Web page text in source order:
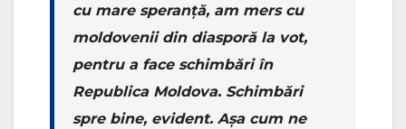
cu mare speranță, am mers cu
moldovenii din diasporă la vot,
pentru a face schimbări în
Republica Moldova. Schimbări
spre bine, evident. Așa cum ne